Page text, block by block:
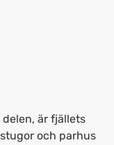
är fjällets
och parhus